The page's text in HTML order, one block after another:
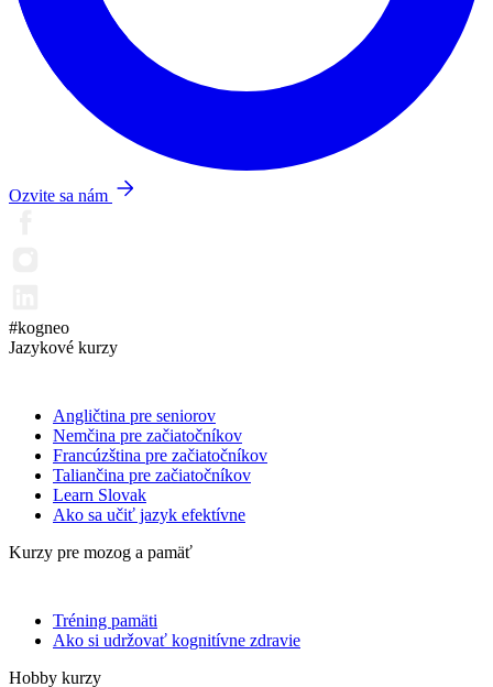
Ozvite sa nám
#kogneo
Jazykové kurzy
Angličtina pre seniorov
Nemčina pre začiatočníkov
Francúzština pre začiatočníkov
Taliančina pre začiatočníkov
Learn Slovak
Ako sa učiť jazyk efektívne
Kurzy pre mozog a pamäť
Tréning pamäti
Ako si udržovať kognitívne zdravie
Hobby kurzy